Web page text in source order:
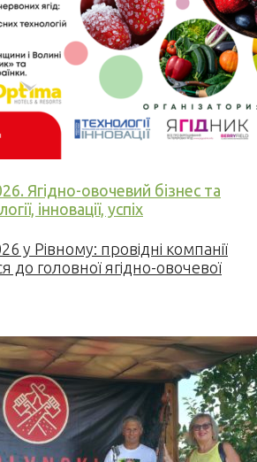
Ягідно-овочевий бізнес та
інновації, успіх
у Рівному: провідні компанії
до головної ягідно-овочевої